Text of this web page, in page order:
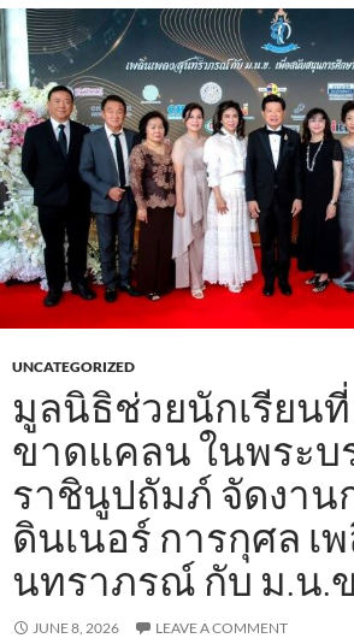
UNCATEGORIZED
มูลนิธิช่วยนักเรียนที่
ขาดแคลน ในพระบ
ราชินูปถัมภ์ จัดงาน
ดินเนอร์ การกุศล เ
นทราภรณ์ กับ ม.น.
JUNE 8, 2026 LEAVE A COMMENT